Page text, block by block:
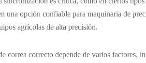
una opción confiable para maquinaria de
agrícolas de alta precisión.
correa correcto depende de varios factores,